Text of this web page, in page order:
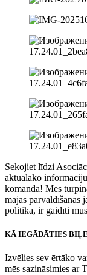
Sekojiet līdzi
aktuālāko
komandā! Mēs
mājas pārvaldīšanas
politika, ir gaidīti
KĀ IEGĀDĀTIES
Izvēlies sev ērtāko
mēs sazināsimies ar